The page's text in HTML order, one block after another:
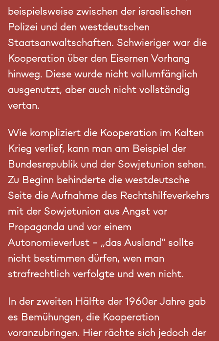
beispielsweise zwischen der israelischen
Polizei und den westdeutschen
Staatsanwaltschaften. Schwieriger war die
Kooperation über den Eisernen Vorhang
hinweg. Diese wurde nicht vollumfänglich
ausgenutzt, aber auch nicht vollständig
vertan.
Wie kompliziert die Kooperation im Kalten
Krieg verlief, kann man am Beispiel der
Bundesrepublik und der Sowjetunion sehen.
Zu Beginn behinderte die westdeutsche
Seite die Aufnahme des Rechtshilfeverkehrs
mit der Sowjetunion aus Angst vor
Propaganda und vor einem
Autonomieverlust – „das Ausland“ sollte
nicht bestimmen dürfen, wen man
strafrechtlich verfolgte und wen nicht.
In der zweiten Hälfte der 1960er Jahre gab
es Bemühungen, die Kooperation
voranzubringen. Hier rächte sich jedoch der